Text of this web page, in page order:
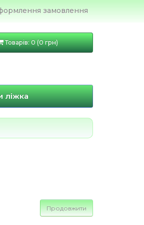
замовлення
Товарів: 0 (0 грн)
ліжка
Продовжити